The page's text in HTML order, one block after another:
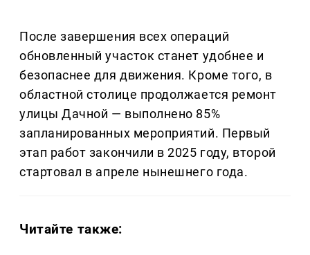
После завершения всех операций
обновленный участок станет удобнее и
безопаснее для движения. Кроме того, в
областной столице продолжается ремонт
улицы Дачной — выполнено 85%
запланированных мероприятий. Первый
этап работ закончили в 2025 году, второй
стартовал в апреле нынешнего года.
Читайте также: